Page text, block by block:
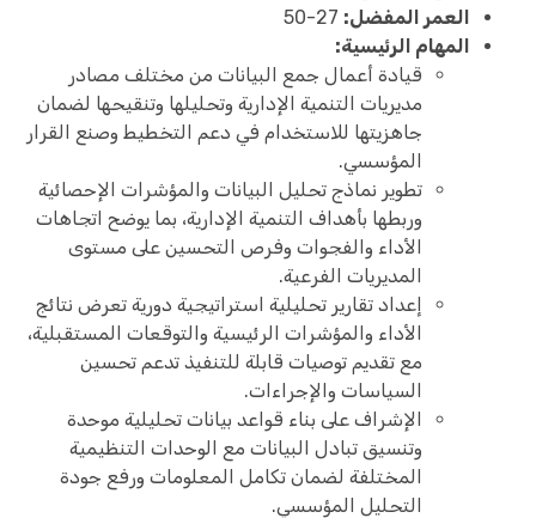
العمر المفضل:
المهام الرئيسية:
قيادة أعمال جمع البيانات من مختلف مصادر
مديريات التنمية الإدارية وتحليلها وتنقيحها لضمان
جاهزيتها للاستخدام في دعم التخطيط وصنع القرار
المؤسسي.
تطوير نماذج تحليل البيانات والمؤشرات الإحصائية
وربطها بأهداف التنمية الإدارية، بما يوضح اتجاهات
الأداء والفجوات وفرص التحسين على مستوى
المديريات الفرعية.
إعداد تقارير تحليلية استراتيجية دورية تعرض نتائج
الأداء والمؤشرات الرئيسية والتوقعات المستقبلية،
مع تقديم توصيات قابلة للتنفيذ تدعم تحسين
السياسات والإجراءات.
الإشراف على بناء قواعد بيانات تحليلية موحدة
وتنسيق تبادل البيانات مع الوحدات التنظيمية
المختلفة لضمان تكامل المعلومات ورفع جودة
التحليل المؤسسي.